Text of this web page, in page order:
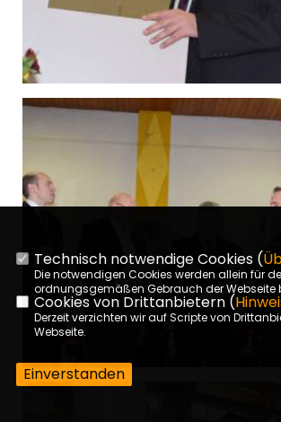
Technisch notwendige Cookies (
Die notwendigen Cookies werden allein für
ordnungsgemäßen Gebrauch der Webseite
Cookies von Drittanbietern (
Derzeit verzichten wir auf Scripte von
Webseite.
Einverstanden